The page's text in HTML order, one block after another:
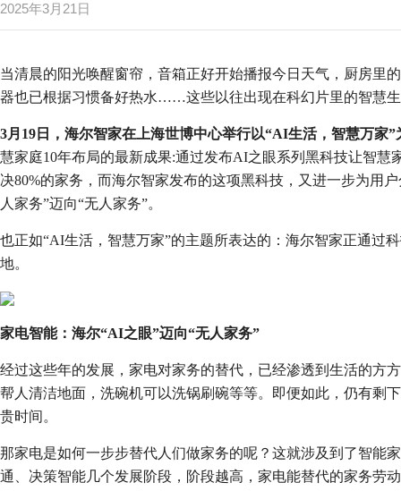
2025年3月21日
当清晨的阳光唤醒窗帘，音箱正好开始播报今日天气，厨房里
器也已根据习惯备好热水……这些以往出现在科幻片里的智慧
3月19日，海尔智家在上海世博中心举行以“AI生活，智慧万家
慧家庭10年布局的最新成果:通过发布AI之眼系列黑科技让智慧
决80%的家务，而海尔智家发布的这项黑科技，又进一步为用
人家务”迈向“无人家务”。
也正如“AI生活，智慧万家”的主题所表达的：海尔智家正通过
地。
家电智能：海尔“AI之眼”迈向“无人家务”
经过这些年的发展，家电对家务的替代，已经渗透到生活的方
帮人清洁地面，洗碗机可以洗锅刷碗等等。即便如此，仍有剩
贵时间。
那家电是如何一步步替代人们做家务的呢？这就涉及到了智能
通、决策智能几个发展阶段，阶段越高，家电能替代的家务劳